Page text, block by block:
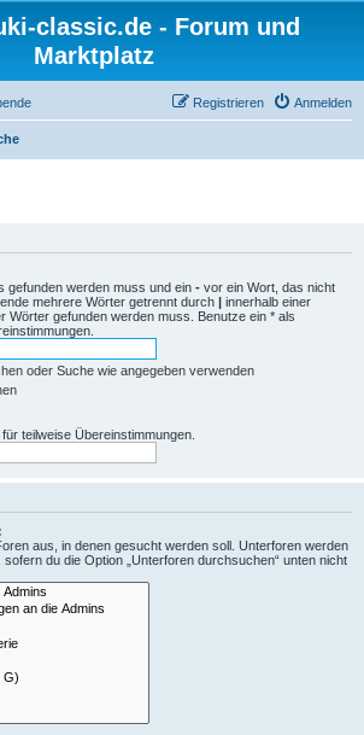
classic.de - Forum und
Marktplatz
Anmelden
Registrieren
gefunden werden muss und ein - vor ein Wort, das nicht
mehrere Wörter getrennt durch | innerhalb einer
Wörter gefunden werden muss. Benutze ein * als
oder Suche wie angegeben verwenden
teilweise Übereinstimmungen.
aus, in denen gesucht werden soll. Unterforen werden
du die Option „Unterforen durchsuchen“ unten nicht